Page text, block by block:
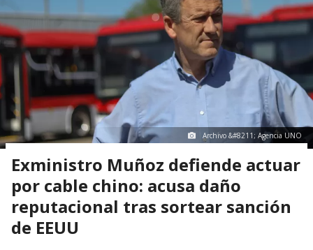
Archivo &#8211; Agencia UNO
Exministro Muñoz defiende actuar
por cable chino: acusa daño
reputacional tras sortear sanción
de EEUU